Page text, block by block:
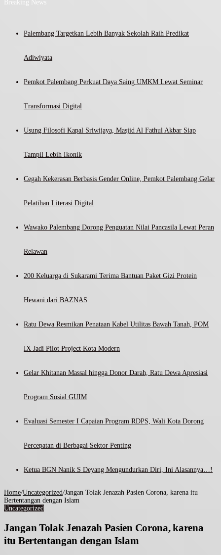
Breaking News
Palembang Targetkan Lebih Banyak Sekolah Raih Predikat
Adiwiyata
Pemkot Palembang Perkuat Daya Saing UMKM Lewat Seminar
Transformasi Digital
Usung Filosofi Kapal Sriwijaya, Masjid Al Fathul Akbar Siap
Tampil Lebih Ikonik
Cegah Kekerasan Berbasis Gender Online, Pemkot Palembang Gelar
Pelatihan Literasi Digital
Wawako Palembang Dorong Penguatan Nilai Pancasila Lewat Peran
Relawan
200 Keluarga di Sukarami Terima Bantuan Paket Gizi Protein
Hewani dari BAZNAS
Ratu Dewa Resmikan Penataan Kabel Utilitas Bawah Tanah, POM
IX Jadi Pilot Project Kota Modern
Gelar Khitanan Massal hingga Donor Darah, Ratu Dewa Apresiasi
Program Sosial GUIM
Evaluasi Semester I Capaian Program RDPS, Wali Kota Dorong
Percepatan di Berbagai Sektor Penting
Ketua BGN Nanik S Deyang Mengundurkan Diri, Ini Alasannya…!
Home/Uncategorized/Jangan Tolak Jenazah Pasien Corona, karena itu
Bertentangan dengan Islam
Uncategorized
Jangan Tolak Jenazah Pasien Corona, karena
itu Bertentangan dengan Islam